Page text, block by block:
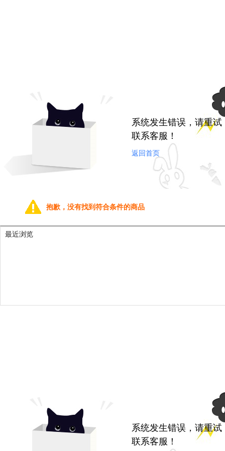
系统发生错误，请重
联系客服！
返回首页
抱歉，没有找到符合条件的商品
最近浏览
系统发生错误，请重
联系客服！